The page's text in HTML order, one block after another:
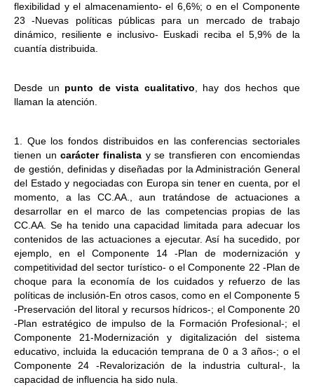
flexibilidad y el almacenamiento- el 6,6%; o en el Componente
23 -Nuevas políticas públicas para un mercado de trabajo
dinámico, resiliente e inclusivo- Euskadi reciba el 5,9% de la
cuantía distribuida.
Desde un punto de vista cualitativo , hay dos hechos que
llaman la atención.
1. Que los fondos distribuidos en las conferencias sectoriales
tienen uncarácter finalistay se transfieren con encomiendas
de gestión, definidas y diseñadas por la Administración General
del Estado y negociadas con Europa sin tener en cuenta, por el
momento, a las CC.AA., aun tratándose de actuaciones a
desarrollar en el marco de las competencias propias de las
CC.AA. Se ha tenido una capacidad limitada para adecuar los
contenidos de las actuaciones a ejecutar. Así ha sucedido, por
ejemplo, en el Componente 14 -Plan de modernización y
competitividad del sector turístico- o el Componente 22 -Plan de
choque para la economía de los cuidados y refuerzo de las
políticas de inclusión-En otros casos, como en el Componente 5
-Preservación del litoral y recursos hídricos-; el Componente 20
-Plan estratégico de impulso de la Formación Profesional-; el
Componente 21-Modernización y digitalización del sistema
educativo, incluida la educación temprana de 0 a 3 años-; o el
Componente 24 -Revalorización de la industria cultural-, la
capacidad de influencia ha sido nula.